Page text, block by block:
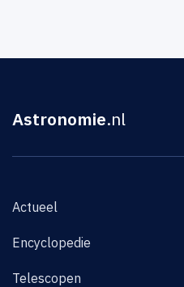
Astronomie.nl
Actueel
Encyclopedie
Telescopen